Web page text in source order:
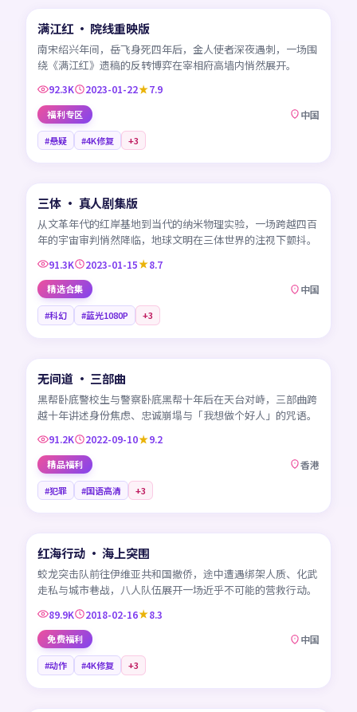
CN
满江红 · 院线重映版
南宋绍兴年间，岳飞身死四年后，金人使者深夜遇刺，一场围
绕《满江红》遗稿的反转博弈在宰相府高墙内悄然展开。
92.3K 2023-01-22 7.9
福利专区 中国
#悬疑 #4K修复 +3
CN
三体 · 真人剧集版
从文革年代的红岸基地到当代的纳米物理实验，一场跨越四百
年的宇宙审判悄然降临，地球文明在三体世界的注视下颤抖。
91.3K 2023-01-15 8.7
精选合集 中国
#科幻 #蓝光1080P +3
HK
无间道 · 三部曲
黑帮卧底警校生与警察卧底黑帮十年后在天台对峙，三部曲跨
越十年讲述身份焦虑、忠诚崩塌与「我想做个好人」的咒语。
91.2K 2022-09-10 9.2
精品福利 香港
#犯罪 #国语高清 +3
CN
红海行动 · 海上突围
蛟龙突击队前往伊维亚共和国撤侨，途中遭遇绑架人质、化武
走私与城市巷战，八人队伍展开一场近乎不可能的营救行动。
89.9K 2018-02-16 8.3
免费福利 中国
#动作 #4K修复 +3